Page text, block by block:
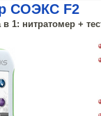
СОЭКС F2
1: нитратомер +